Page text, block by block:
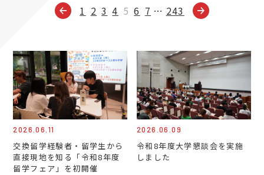
1 2 3 4 5 6 7 … 243
2026.06.11
交換留学経験者・留学生から
直接現地を知る「令和8年度
留学フェア」を初開催
2026.06.09
令和8年度大学懇談会を実施
しました